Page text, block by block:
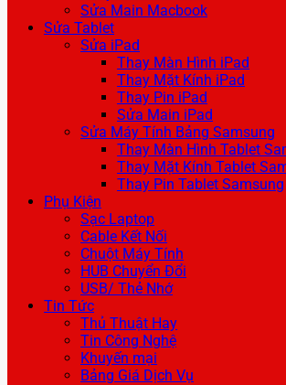
Sửa Main Macbook
Sửa Tablet
Sửa iPad
Thay Màn Hình iPad
Thay Mặt Kính iPad
Thay Pin iPad
Sửa Main iPad
Sửa Máy Tính Bảng Samsung
Thay Màn Hình Tablet
Thay Mặt Kính Tablet
Thay Pin Tablet Samsung
Phụ Kiện
Sạc Laptop
Cable Kết Nối
Chuột Máy Tính
HUB Chuyển Đổi
USB/ Thẻ Nhớ
Tin Tức
Thủ Thuật Hay
Tin Công Nghệ
Khuyến mại
Bảng Giá Dịch Vụ